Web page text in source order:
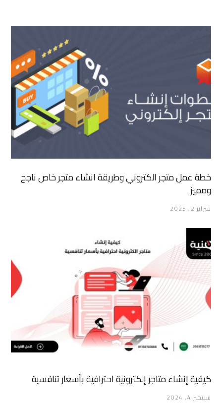
خطة عمل متجر الكتروني وطريقة انشاء متجر خاص ناجح
ومميز
فبراير 2, 2025
كيفية إنشاء متاجر إلكترونية احترافية بأسعار تنافسية
سبتمبر 4, 2024